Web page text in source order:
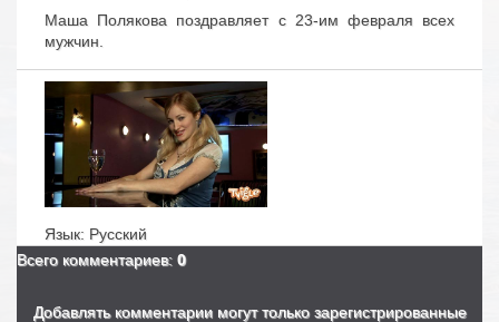
Маша Полякова поздравляет с 23-им февраля всех
мужчин.
Язык: Русский
Всего комментариев: 0
Добавлять комментарии могут только зарегистрированные